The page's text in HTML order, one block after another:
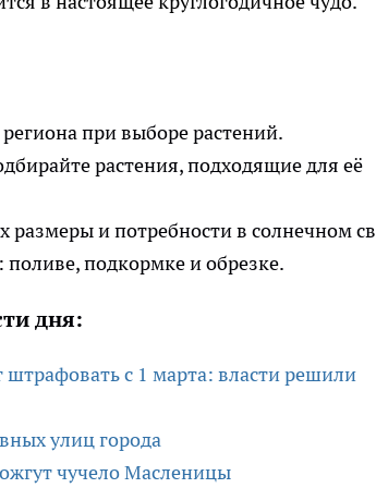
при выборе растений.
растения, подходящие для её
и потребности в солнечном
подкормке и обрезке.
дня:
с 1 марта: власти решили
улиц города
чучело Масленицы